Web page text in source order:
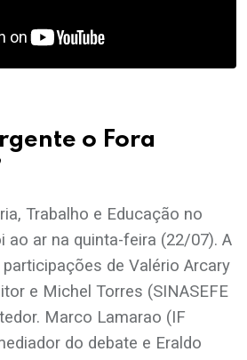
o Fora
Trabalho e Educação no
ao ar na quinta-feira (22/07). A
de Valério Arcary
e Michel Torres (SINASEFE
Marco Lamarao (IF
do debate e Eraldo